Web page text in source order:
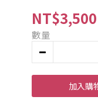
NT$3,500
數量
加入購